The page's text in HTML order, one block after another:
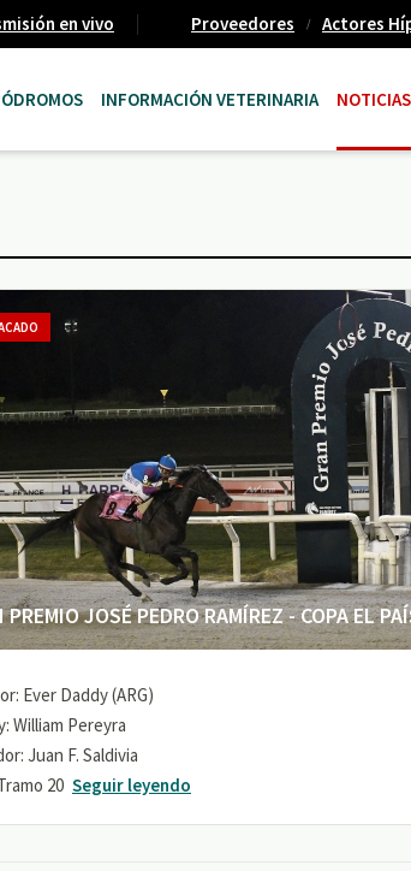
en vivo Proveedores Actores
INFORMACIÓN VETERINARIA NOTICIAS
PREMIO JOSÉ PEDRO RAMÍREZ - COPA EL
Ever Daddy (ARG)
William Pereyra
Juan F. Saldivia
20 Seguir leyendo